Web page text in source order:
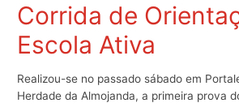
Corrida de
Escola Ativa
Realizou-se no passado sábado em
Herdade da Almojanda, a primeira prova